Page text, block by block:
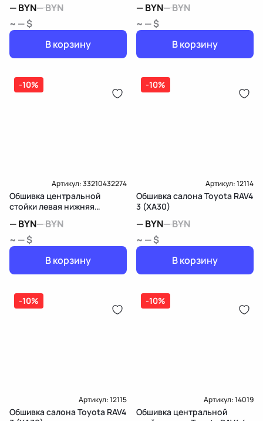
—BYN—BYN
~ — $
В корзину
W213/S213/C238/A238
—BYN—BYN
~ — $
В корзину
-10%
Артикул:33210432274
Обшивка центральной
стойки левая нижняя
W213/S213/C238/A238
—BYN—BYN
~ — $
В корзину
-10%
Артикул:12114
Обшивка салона Toyota RAV4
3 (XA30)
—BYN—BYN
~ — $
В корзину
-10%
Артикул:12115
Обшивка салона Toyota RAV4
-10%
Артикул:14019
Обшивка центральной